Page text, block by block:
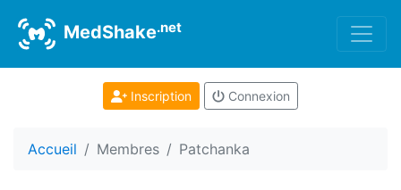
MedShake.net
Inscription Connexion
Accueil Membres Patchanka